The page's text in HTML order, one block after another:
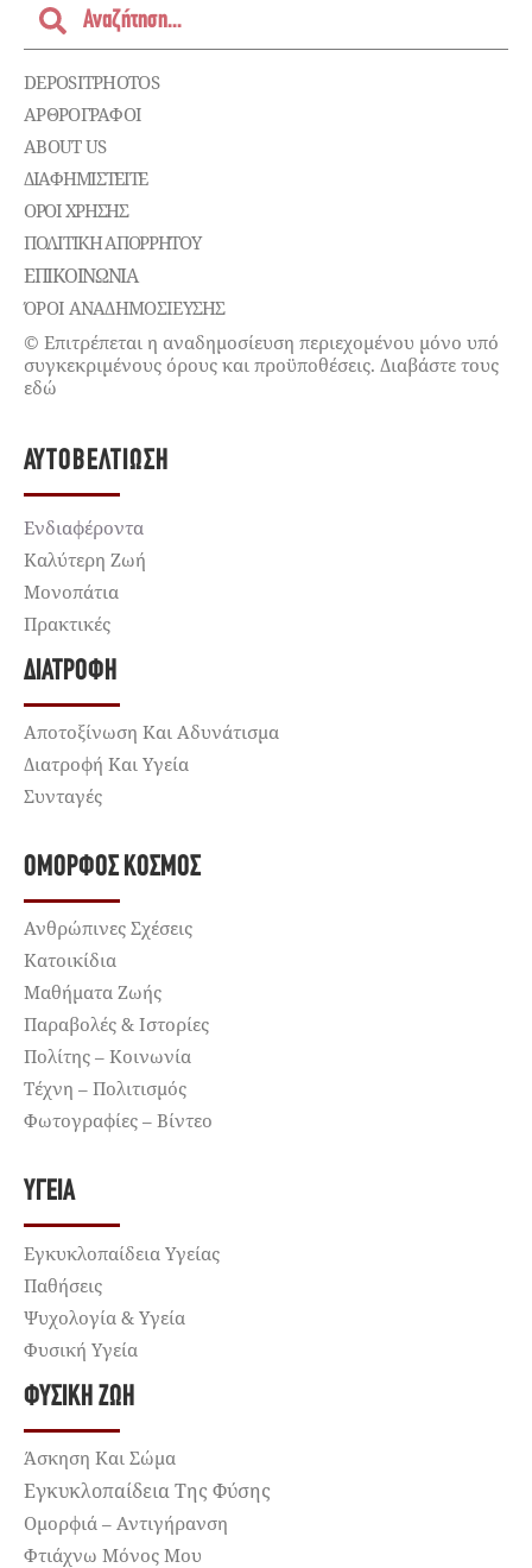
DEPOSITPHOTOS
ΑΡΘΡΟΓΡΑΦΟΙ
ABOUT US
ΔΙΑΦΗΜΙΣΤΕΊΤΕ
ΌΡΟΙ ΧΡΉΣΗΣ
ΠΟΛΙΤΙΚΉ ΑΠΟΡΡΉΤΟΥ
ΕΠΙΚΟΙΝΩΝΊΑ
ΌΡΟΙ ΑΝΑΔΗΜΟΣΙΕΥΣΗΣ
© Επιτρέπεται η αναδημοσίευση περιεχομένου μόνο υπό
συγκεκριμένους όρους και προϋποθέσεις. Διαβάστε τους
εδώ
ΑΥΤΟΒΕΛΤΊΩΣΗ
Ενδιαφέροντα
Καλύτερη Ζωή
Μονοπάτια
Πρακτικές
ΔΙΑΤΡΟΦΉ
Αποτοξίνωση Και Αδυνάτισμα
Διατροφή Και Υγεία
Συνταγές
ΌΜΟΡΦΟΣ ΚΌΣΜΟΣ
Ανθρώπινες Σχέσεις
Κατοικίδια
Μαθήματα Ζωής
Παραβολές & Ιστορίες
Πολίτης – Κοινωνία
Τέχνη – Πολιτισμός
Φωτογραφίες – Βίντεο
ΥΓΕΊΑ
Εγκυκλοπαίδεια Υγείας
Παθήσεις
Ψυχολογία & Υγεία
Φυσική Υγεία
ΦΥΣΙΚΉ ΖΩΉ
Άσκηση Και Σώμα
Εγκυκλοπαίδεια Της Φύσης
Ομορφιά – Αντιγήρανση
Φτιάχνω Μόνος Μου